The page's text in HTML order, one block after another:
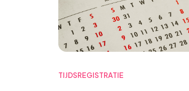
TIJDSREGISTRATIE